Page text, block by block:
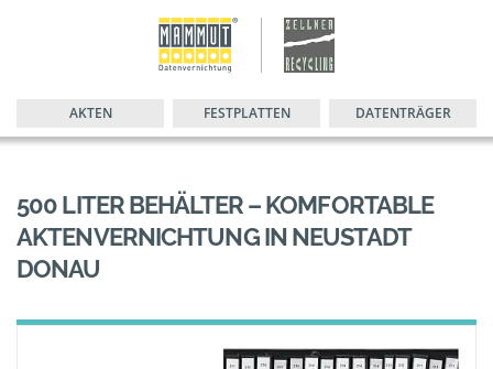
AKTEN FESTPLATTEN DATENTRÄGER
500 LITER BEHÄLTER – KOMFORTABLE
AKTENVERNICHTUNG IN NEUSTADT
DONAU